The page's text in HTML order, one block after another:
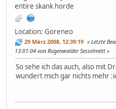
entire skank horde
Location: Goreneo
29 März 2008, 12:39:19 Letzte
13:01:04 von Rügenwalder Sesselmett
So sehe ich das auch, also mit
wundert mich gar nichts mehr